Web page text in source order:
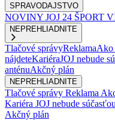
SPRAVODAJSTVO
NOVINY JOJ 24 ŠPORT
NEPREHLIADNITE
Tlačové správyReklamaAko
nájdeteKariéraJOJ nebude
anténuAkčný plán
NEPREHLIADNITE
Tlačové správy Reklama
Kariéra JOJ nebude
Akčný plán